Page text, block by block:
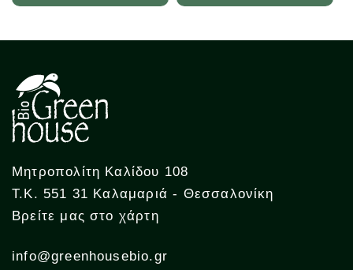
Μητροπολίτη Καλίδου 108
Τ.Κ. 551 31 Καλαμαριά - Θεσσαλονίκη
Βρείτε μας στο χάρτη
info@greenhousebio.gr